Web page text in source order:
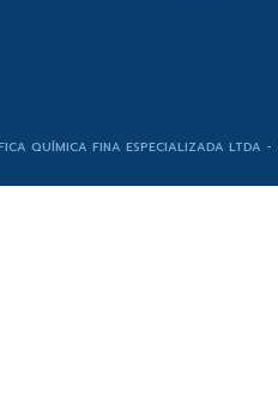
QUÍMICA FINA ESPECIALIZADA LTDA